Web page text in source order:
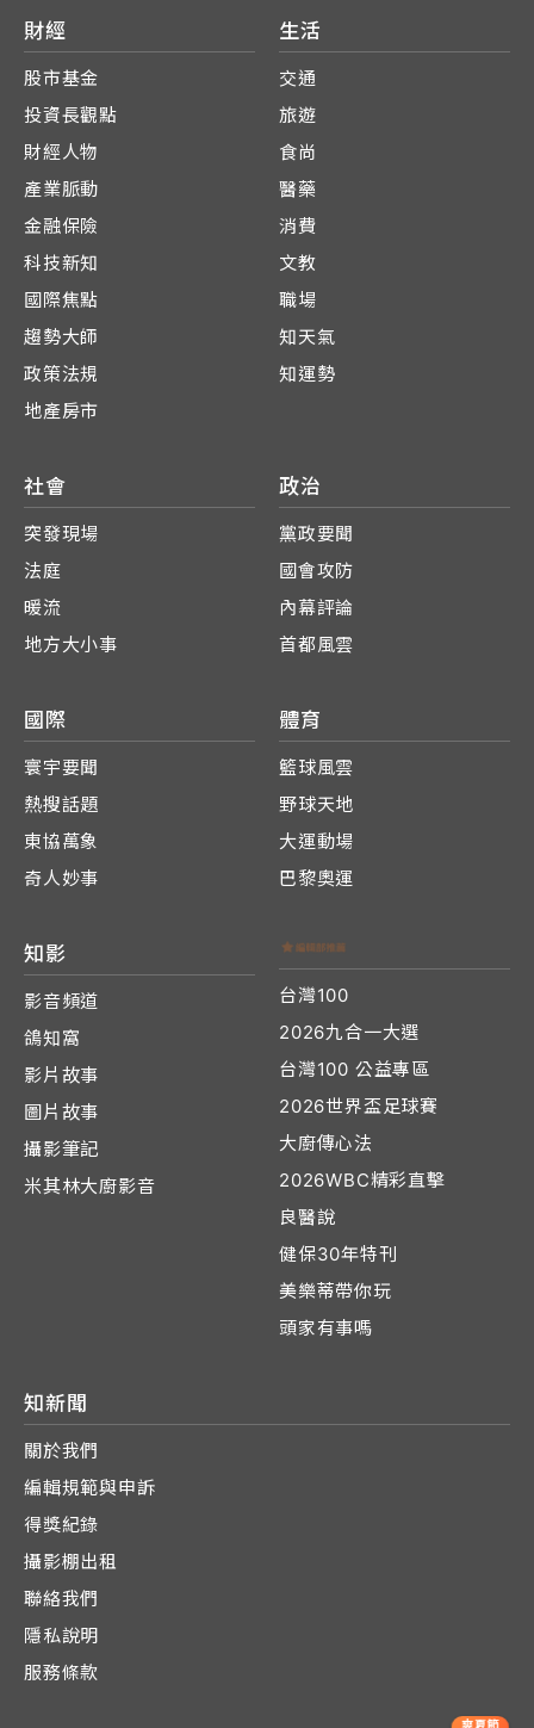
財經
股市基金
投資長觀點
財經人物
產業脈動
金融保險
科技新知
國際焦點
趨勢大師
政策法規
地產房市
生活
交通
旅遊
食尚
醫藥
消費
文教
職場
知天氣
知運勢
社會
突發現場
法庭
暖流
地方大小事
政治
黨政要聞
國會攻防
內幕評論
首都風雲
國際
寰宇要聞
熱搜話題
東協萬象
奇人妙事
體育
籃球風雲
野球天地
大運動場
巴黎奧運
知影
影音頻道
鴿知窩
影片故事
圖片故事
攝影筆記
米其林大廚影音
台灣100
2026九合一大選
台灣100 公益專區
2026世界盃足球賽
大廚傳心法
2026WBC精彩直擊
良醫說
健保30年特刊
美樂蒂帶你玩
頭家有事嗎
知新聞
關於我們
編輯規範與申訴
得獎紀錄
攝影棚出租
聯絡我們
隱私說明
服務條款
爽夏節